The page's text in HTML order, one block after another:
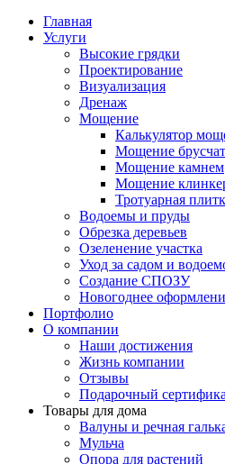
Главная
Услуги
Высокие грядки
Проектирование
Визуализация
Дренаж
Мощение
Калькулятор
Мощение
Мощение камнем
Мощение
Тротуарная
Водоемы и пруды
Обрезка деревьев
Озеленение участка
Уход за садом и
Создание СПОЗУ
Новогоднее
Портфолио
О компании
Наши достижения
Жизнь компании
Отзывы
Подарочный
Товары для дома
Валуны и речная
Мульча
Опора для растений